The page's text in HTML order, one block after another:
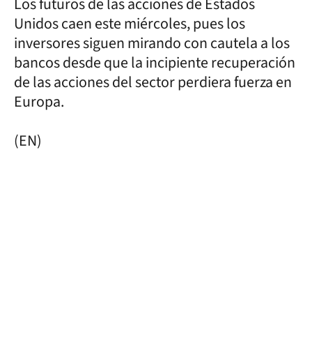
Unidos caen este miércoles, pues los
inversores siguen mirando con cautela a los
bancos desde que la incipiente recuperación
de las acciones del sector perdiera fuerza en
Europa.
(EN)